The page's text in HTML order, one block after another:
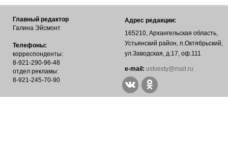
Главный редактор
Галина Эйсмонт
Телефоны:
корреспонденты:
8-921-290-96-48
отдел рекламы:
8-921-245-70-90
Адрес редакции:
165210, Архангельская область,
Устьянский район, п.Октябрьский,
ул.Заводская, д.17, оф.111
е-mail: ustvesty@mail.ru